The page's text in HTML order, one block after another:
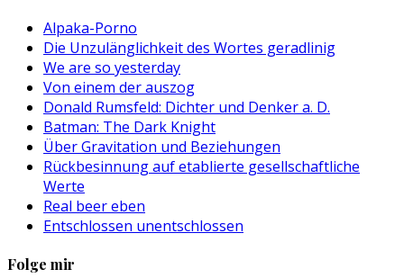
Alpaka-Porno
Die Unzulänglichkeit des Wortes geradlinig
We are so yesterday
Von einem der auszog
Donald Rumsfeld: Dichter und Denker a. D.
Batman: The Dark Knight
Über Gravitation und Beziehungen
Rückbesinnung auf etablierte gesellschaftliche
Werte
Real beer eben
Entschlossen unentschlossen
Folge mir